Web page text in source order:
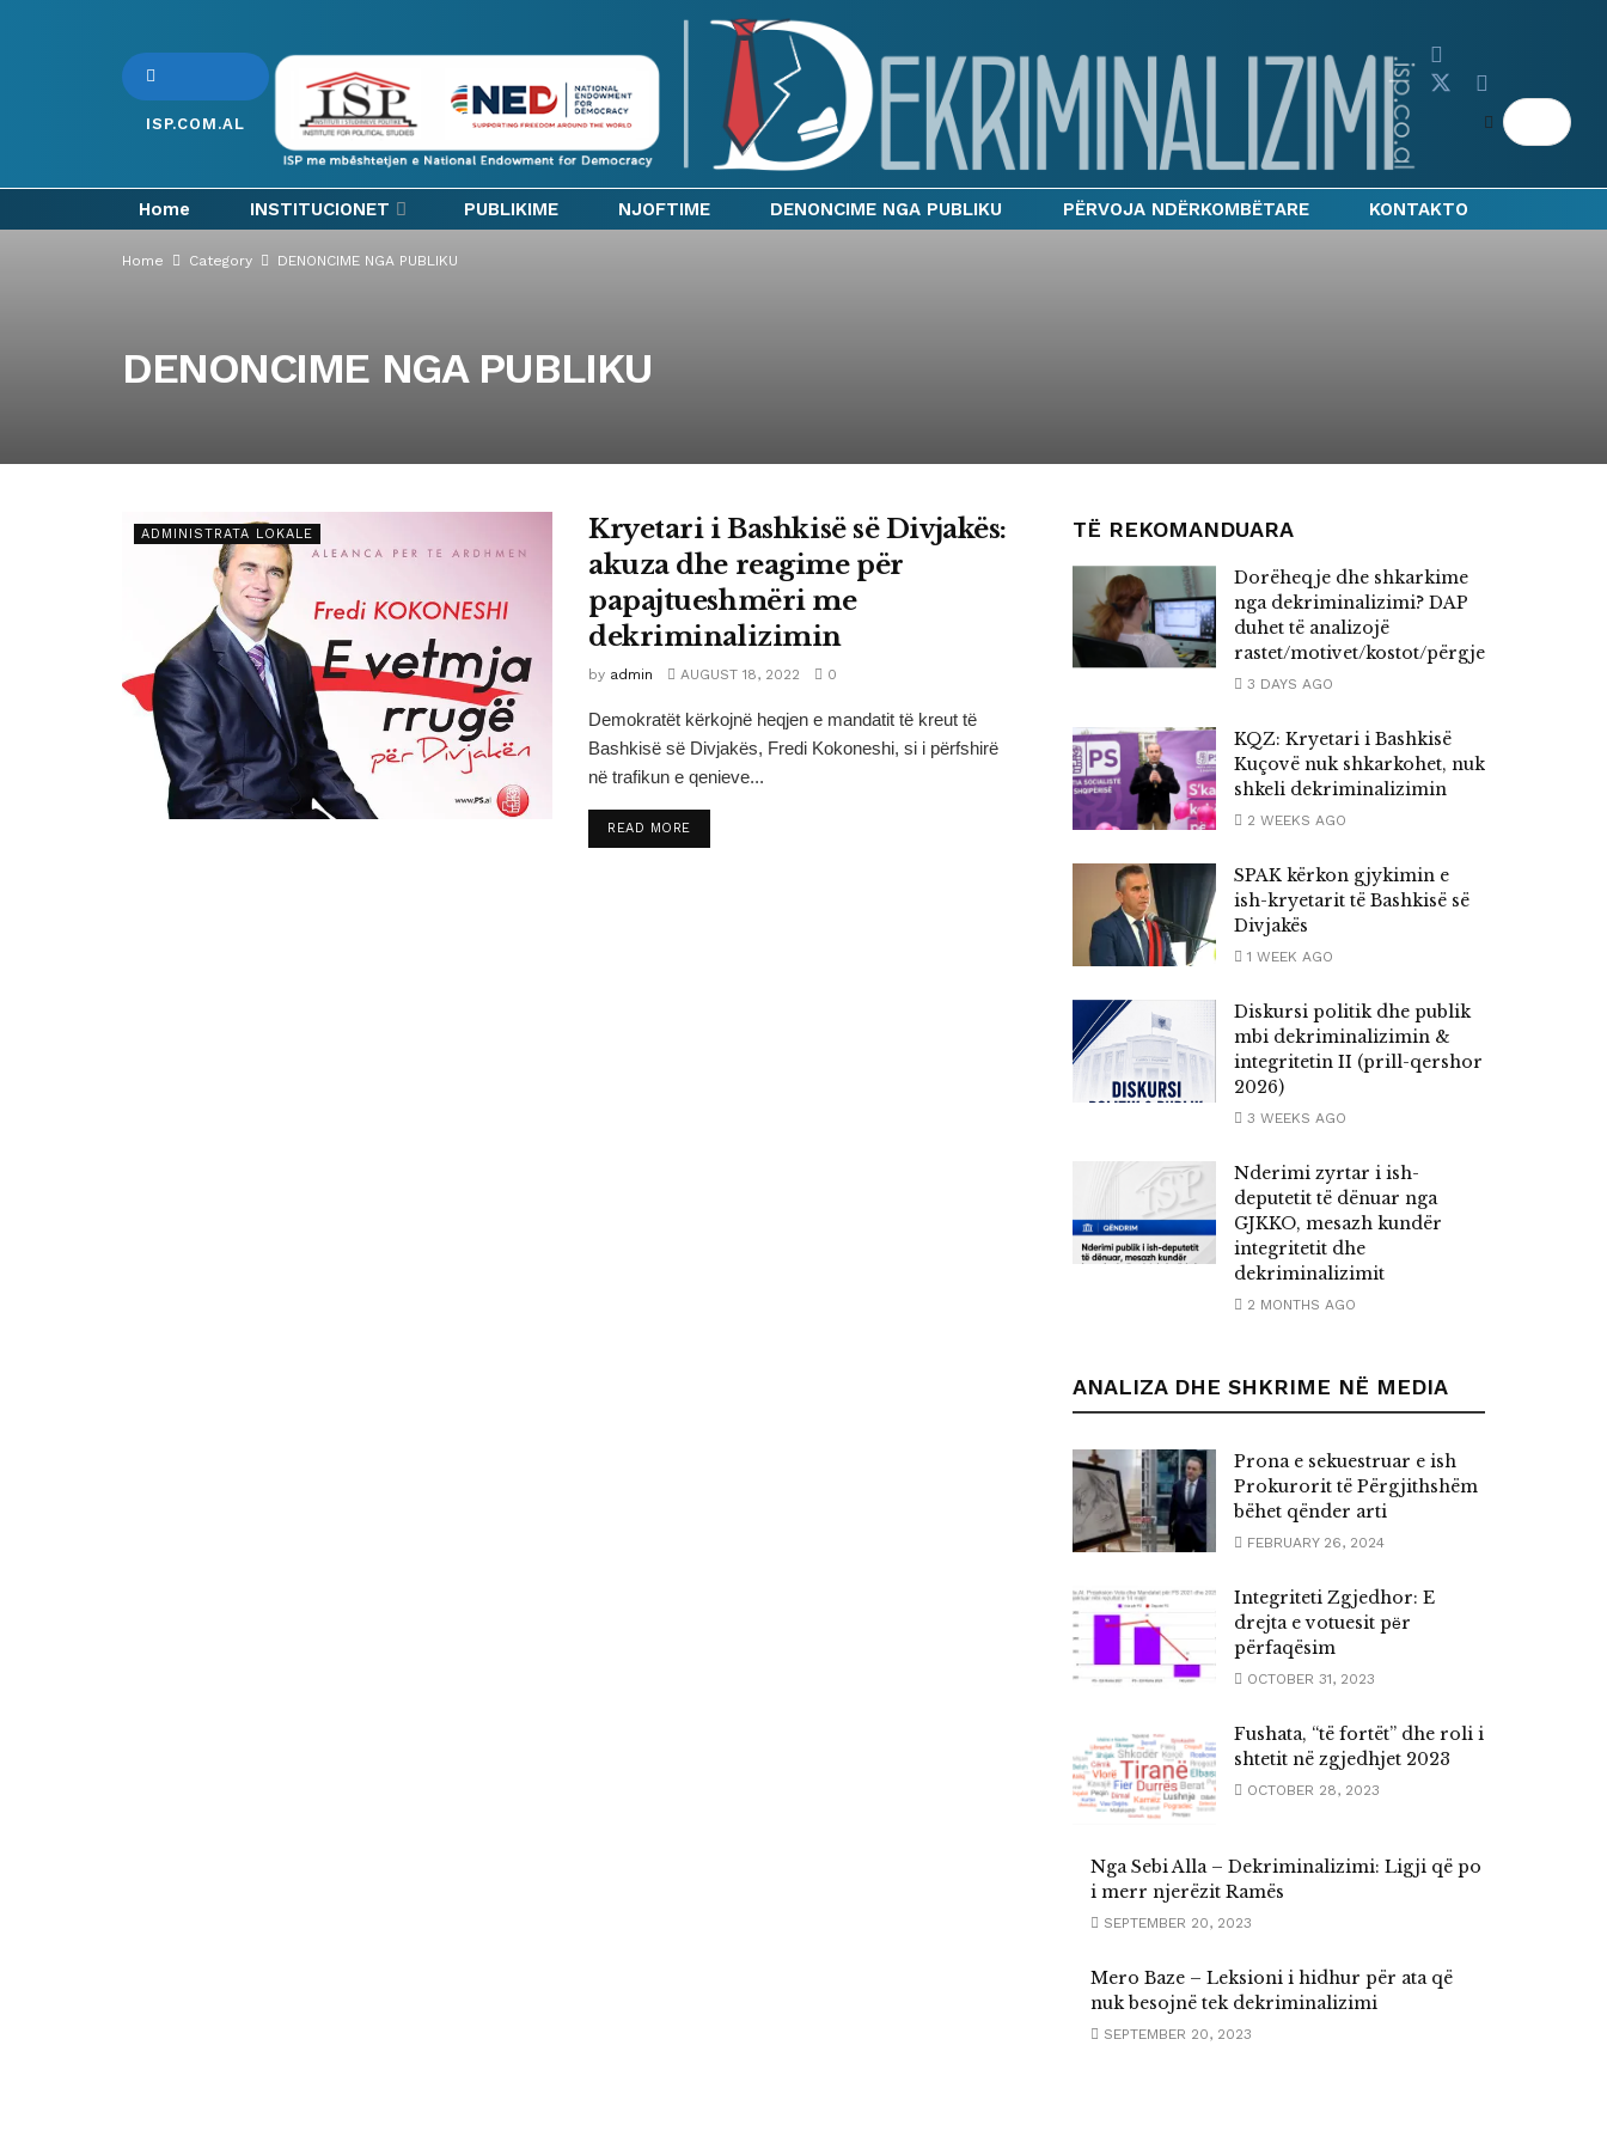
ISP.COM.AL
Home INSTITUCIONET PUBLIKIME NJOFTIME DENONCIME NGA PUBLIKU PËRVOJA NDËRKOMBËTARE KONTAKTO
Home Category DENONCIME NGA PUBLIKU
DENONCIME NGA PUBLIKU
ADMINISTRATA LOKALE
Kryetari i Bashkisë së Divjakës:
akuza dhe reagime për
papajtueshmëri me
dekriminalizimin
by admin AUGUST 18, 2022 0
Demokratët kërkojnë heqjen e mandatit të kreut të
Bashkisë së Divjakës, Fredi Kokoneshi, si i përfshirë
në trafikun e qenieve...
READ MOREDETAILS
TË REKOMANDUARA
Dorëheqje dhe shkarkime
nga dekriminalizimi? DAP
duhet të analizojë
rastet/motivet/kostot/përgjegjësitë
3 DAYS AGO
KQZ: Kryetari i Bashkisë
Kuçovë nuk shkarkohet, nuk
shkeli dekriminalizimin
2 WEEKS AGO
SPAK kërkon gjykimin e
ish-kryetarit të Bashkisë së
Divjakës
1 WEEK AGO
Diskursi politik dhe publik
mbi dekriminalizimin &
integritetin II (prill-qershor
2026)
3 WEEKS AGO
Nderimi zyrtar i ish-
deputetit të dënuar nga
GJKKO, mesazh kundër
integritetit dhe
dekriminalizimit
2 MONTHS AGO
ANALIZA DHE SHKRIME NË MEDIA
Prona e sekuestruar e ish
Prokurorit të Përgjithshëm
bëhet qënder arti
FEBRUARY 26, 2024
Integriteti Zgjedhor: E
drejta e votuesit pёr
përfaqësim
OCTOBER 31, 2023
Fushata, “të fortët” dhe roli i
shtetit në zgjedhjet 2023
OCTOBER 28, 2023
Nga Sebi Alla – Dekriminalizimi: Ligji që po
i merr njerëzit Ramës
SEPTEMBER 20, 2023
Mero Baze – Leksioni i hidhur për ata që
nuk besojnë tek dekriminalizimi
SEPTEMBER 20, 2023